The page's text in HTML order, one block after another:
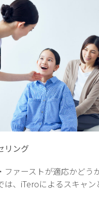
リング
ファーストが適応かどう
は、iTeroによるスキャ